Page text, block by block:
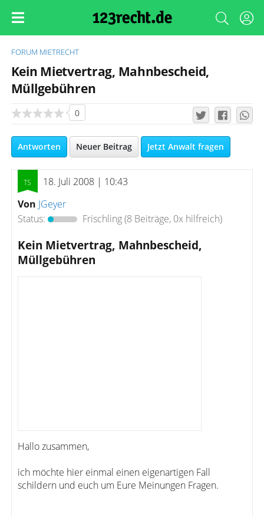
FORUM MIETRECHT
Kein Mietvertrag, Mahnbescheid,
Müllgebühren
0
Antworten Neuer Beitrag Jetzt Anwalt fragen
18. Juli 2008 | 10:43
Von JGeyer
Status:
Frischling(8 Beiträge, 0x hilfreich)
Kein Mietvertrag, Mahnbescheid,
Müllgebühren
Hallo zusammen,
ich möchte hier einmal einen eigenartigen Fall
schildern und euch um Eure Meinungen Fragen.